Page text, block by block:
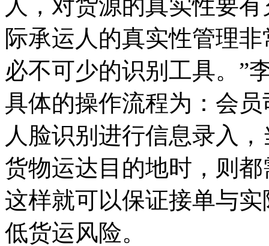
人，对货源的真实性要
际承运人的真实性管理
必不可少的识别工具。”
具体的操作流程为：会
人脸识别进行信息录入
货物运达目的地时，则
这样就可以保证接单与
低货运风险。